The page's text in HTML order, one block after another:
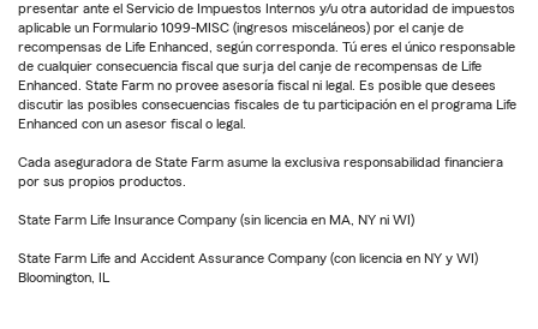
presentar ante el Servicio de Impuestos Internos y/u otra autoridad de impuestos
aplicable un Formulario 1099-MISC (ingresos misceláneos) por el canje de
recompensas de Life Enhanced, según corresponda. Tú eres el único responsable
de cualquier consecuencia fiscal que surja del canje de recompensas de Life
Enhanced. State Farm no provee asesoría fiscal ni legal. Es posible que desees
discutir las posibles consecuencias fiscales de tu participación en el programa Life
Enhanced con un asesor fiscal o legal.
Cada aseguradora de State Farm asume la exclusiva responsabilidad financiera
por sus propios productos.
State Farm Life Insurance Company (sin licencia en MA, NY ni WI)
State Farm Life and Accident Assurance Company (con licencia en NY y WI)
Bloomington, IL